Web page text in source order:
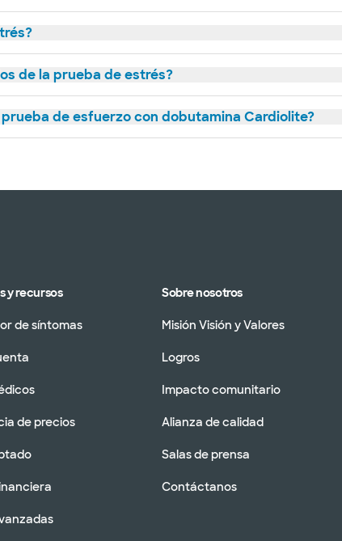
de la prueba de estrés?
de esfuerzo con dobutamina Cardiolite?
y recursos
de síntomas
de precios
Sobre nosotros
Misión Visión y Valores
Logros
Impacto comunitario
Alianza de calidad
Salas de prensa
Contáctanos